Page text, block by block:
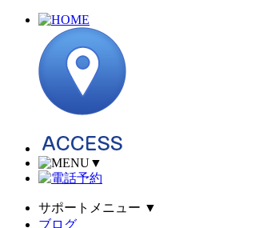
▼
サポートメニュー ▼
ブログ